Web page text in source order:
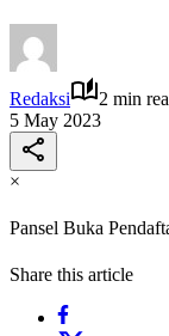
Redaksi
2 min
5 May 2023
×
Pansel Buka
Share this article